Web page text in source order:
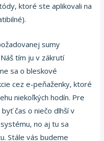
ktoré ste aplikovali na
sumy
tím ju v zákrutí
sa o bleskové
cez e-peňaženky, ktoré
niekoľkých hodín. Pre
čas o niečo dlhší v
no aj tu sa
Stále vás budeme